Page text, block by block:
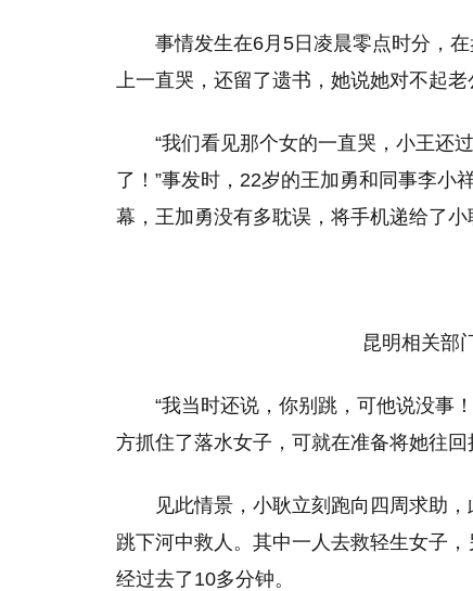
事情发生在6月5日凌晨零点时分，
上一直哭，还留了遗书，她说她对不起
“我们看见那个女的一直哭，小王还
了！”事发时，22岁的王加勇和同事李小
幕，王加勇没有多耽误，将手机递给了小
昆明相关部
“我当时还说，你别跳，可他说没事
方抓住了落水女子，可就在准备将她往
见此情景，小耿立刻跑向四周求助
跳下河中救人。其中一人去救轻生女子
经过去了10多分钟。